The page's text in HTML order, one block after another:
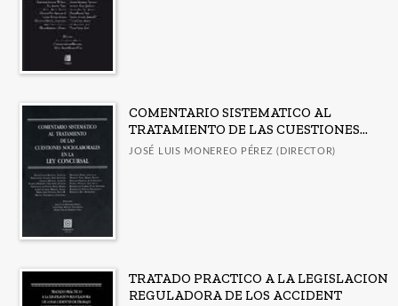
COMENTARIO SISTEMATICO AL
TRATAMIENTO DE LAS CUESTIONES...
JOSÉ LUIS MONEREO PÉREZ (DIRECTOR)
TRATADO PRACTICO A LA LEGISLACION
REGULADORA DE LOS ACCIDENT